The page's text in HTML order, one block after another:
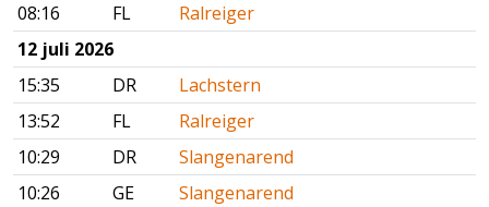
08:16
FL
Ralreiger
12 juli 2026
15:35
DR
Lachstern
13:52
FL
Ralreiger
10:29
DR
Slangenarend
10:26
GE
Slangenarend